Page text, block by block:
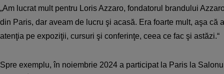
„Am lucrat mult pentru Loris Azzaro, fondatorul brandului
din Paris, dar aveam de lucru şi acasă. Era foarte mult, aşa că
atenţia pe expoziţii, cursuri şi conferinţe, ceea ce fac şi astăzi.“
Spre exemplu, în noiembrie 2024 a participat la Paris la